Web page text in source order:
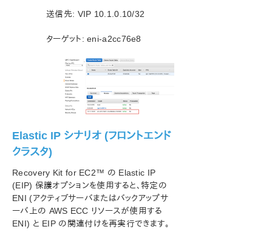
送信先: VIP 10.1.0.10/32
ターゲット: eni-a2cc76e8
Elastic IP シナリオ (フロントエンド
クラスタ)
Recovery Kit for EC2™ の Elastic IP
(EIP) 保護オプションを使用すると、特定の
ENI (アクティブサーバまたはバックアップサ
ーバ上の AWS ECC リソースが使用する
ENI) と EIP の関連付けを再実行できます。